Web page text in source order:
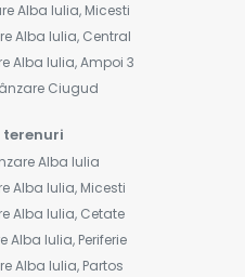
Alba Iulia, Micesti
Alba Iulia, Central
Alba Iulia, Ampoi 3
Ciugud
terenuri
Alba Iulia
Alba Iulia, Micesti
Alba Iulia, Cetate
Alba Iulia, Periferie
Alba Iulia, Partos